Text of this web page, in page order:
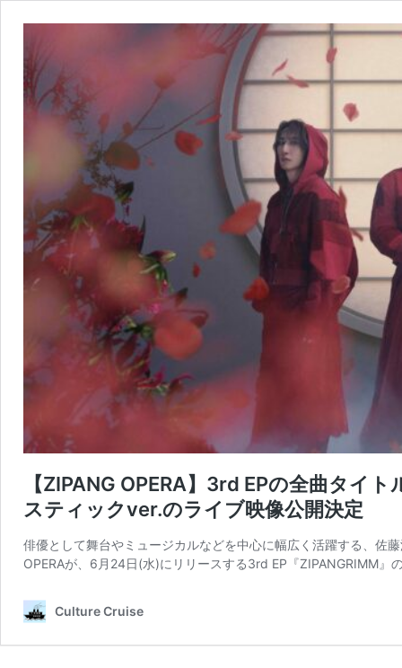
【ZIPANG OPERA】3rd EPの全曲タイ
スティックver.のライブ映像公開決定
俳優として舞台やミュージカルなどを中心に幅広く活躍する、佐
OPERAが、6月24日(水)にリリースする3rd EP『ZIPANGRIMM』
Culture Cruise